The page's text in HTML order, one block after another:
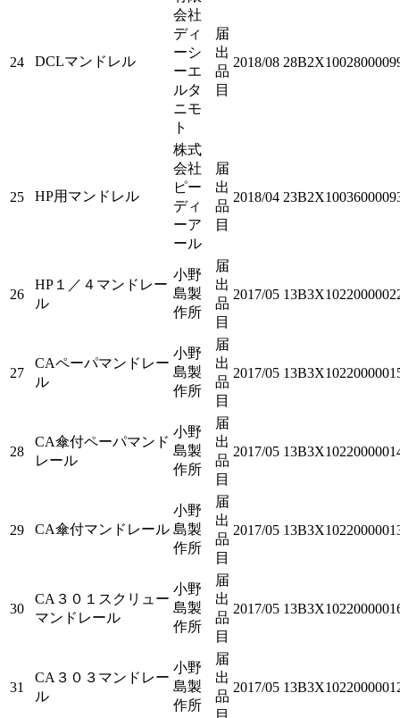
24 DCLマンドレル
会社
ディ
ーシ
ーエ
ルタ
ニモ
ト
届
出
品
目
2018/08
25 HP用マンドレル
株式
会社
ピー
ディ
ーア
ール
届
出
品
目
2018/04
26
HP１／４マンドレー
ル
小野
島製
作所
届
出
品
目
2017/05
27
CAペーパマンドレー
ル
小野
島製
作所
届
出
品
目
2017/05
28
CA傘付ペーパマンド
レール
小野
島製
作所
届
出
品
目
2017/05
29 CA傘付マンドレール
小野
島製
作所
届
出
品
目
2017/05
30
CA３０１スクリュー
マンドレール
小野
島製
作所
届
出
品
目
2017/05
31
CA３０３マンドレー
ル
小野
島製
作所
届
出
品
目
2017/05